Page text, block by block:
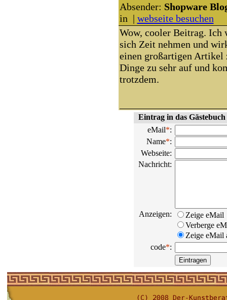
Absender: Shopware
in | webseite besuchen
Wow, cooler Beitrag. Ich
sich Zeit nehmen und
einen großartigen Artikel
Dinge zu sehr auf und
trotzdem.
Eintrag in das Gästebuch
eMail*:
Name*:
Webseite:
Nachricht:
Anzeigen:
Zeige eMail
Verberge
Zeige eMail
code*: